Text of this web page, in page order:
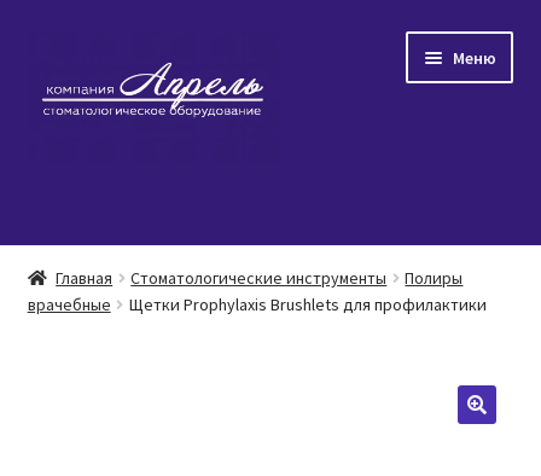
навигации
содержимому
Меню
Главная
Каталог товаров
Главная Стоматологические инструменты
Полиры
врачебные
Щетки Prophylaxis Brushlets для профилактики